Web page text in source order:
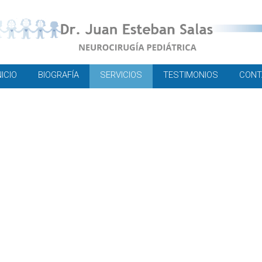
BIOGRAFÍA SERVICIOS TESTIMONIOS